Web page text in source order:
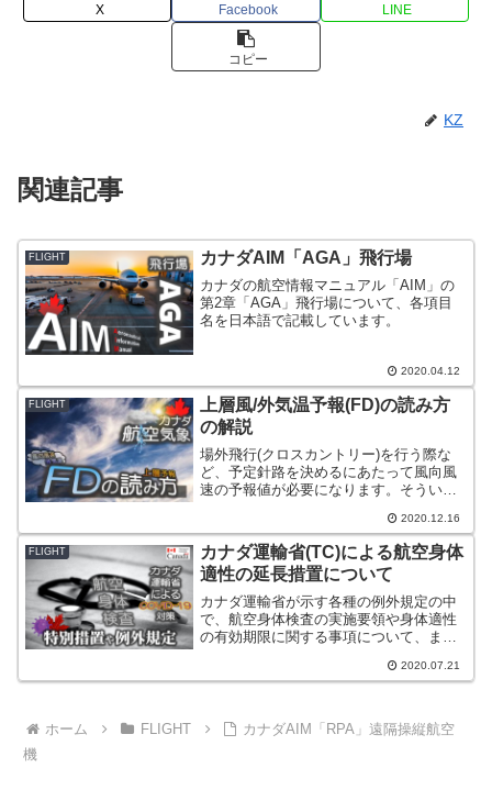
X Facebook LINE
コピー
KZ
関連記事
FLIGHT カナダAIM「AGA」飛行場
カナダの航空情報マニュアル「AIM」の
第2章「AGA」飛行場について、各項目
名を日本語で記載しています。
2020.04.12
FLIGHT
上層風/外気温予報(FD)の読み方
の解説
場外飛行(クロスカントリー)を行う際な
ど、予定針路を決めるにあたって風向風
速の予報値が必要になります。そういっ
データが何に基づいているのか、またど
う読み取ってどう活用するかについて紹
介しています。
2020.12.16
FLIGHT
カナダ運輸省(TC)による航空身体
適性の延長措置について
カナダ運輸省が示す各種の例外規定の中
で、航空身体検査の実施要領や身体適性
の有効期限に関する事項について、まと
れば、よく確認してみてください。2020.07.21
ホーム FLIGHT
カナダAIM「RPA」遠隔操縦航空
機